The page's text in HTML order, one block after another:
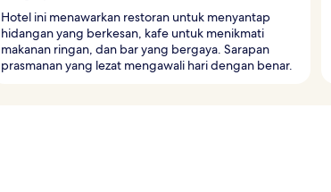
Hotel ini menawarkan restoran untuk menyantap
hidangan yang berkesan, kafe untuk menikmati
makanan ringan, dan bar yang bergaya. Sarapan
prasmanan yang lezat mengawali hari dengan benar.